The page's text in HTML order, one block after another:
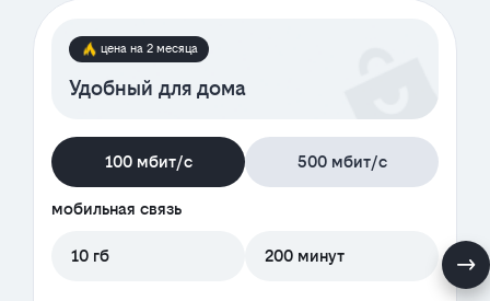
цена на 2 месяца
Удобный для дома
100 мбит/с 500 мбит/с
мобильная связь
10 гб 200 минут